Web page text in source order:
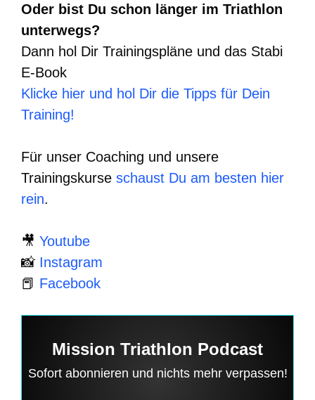
Oder bist Du schon länger im Triathlon
unterwegs?
Dann hol Dir Trainingspläne und das Stabi
E-Book
Klicke hier und hol Dir die Tipps für Dein
Training!
Für unser Coaching und unsere
Trainingskurse schaust Du am besten hier
rein.
🎥 Youtube
📸 Instagram
📕 Facebook
Mission Triathlon Podcast
Sofort abonnieren und nichts mehr verpassen!